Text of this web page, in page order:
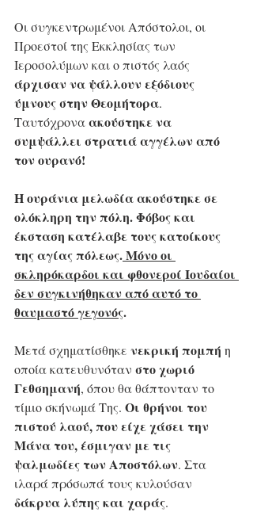
Οι συγκεντρωμένοι Απόστολοι, οι
Προεστοί της Εκκλησίας των
Ιεροσολύμων και ο πιστός λαός
άρχισαν να ψάλλουν εξόδιους
ύμνους στην Θεομήτορα.
Ταυτόχρονα ακούστηκε να
συμψάλλει στρατιά αγγέλων από
τον ουρανό!
Η ουράνια μελωδία ακούστηκε σε
ολόκληρη την πόλη. Φόβος και
έκσταση κατέλαβε τους κατοίκους
της αγίας πόλεως. Μόνο οι
σκληρόκαρδοι και φθονεροί Ιουδαίοι
δεν συγκινήθηκαν από αυτό το
θαυμαστό γεγονός.
Μετά σχηματίσθηκε νεκρική πομπή η
οποία κατευθυνόταν στο χωριό
Γεθσημανή, όπου θα θάπτονταν το
τίμιο σκήνωμά Της. Οι θρήνοι του
πιστού λαού, που είχε χάσει την
Μάνα του, έσμιγαν με τις
ψαλμωδίες των Αποστόλων. Στα
ιλαρά πρόσωπά τους κυλούσαν
δάκρυα λύπης και χαράς.